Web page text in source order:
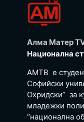
Алма Матер
Национална
АМТВ е
Софийски
Охридски” за
младежки
“национална